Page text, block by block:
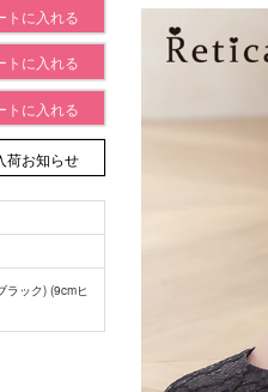
トに入れる
トに入れる
トに入れる
荷お知らせ
ラック) (9cmヒ